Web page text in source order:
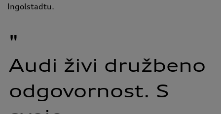
Ingolstadtu.
"
Audi živi družbeno
odgovornost. S